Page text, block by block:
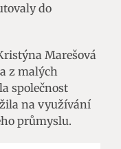
do
Marešová
z malých
společnost
na využívání
průmyslu.